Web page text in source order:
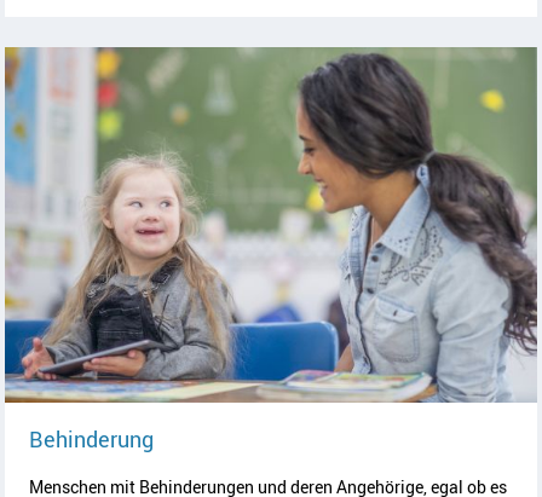
Behinderung
Menschen mit Behinderungen und deren Angehörige, egal ob es